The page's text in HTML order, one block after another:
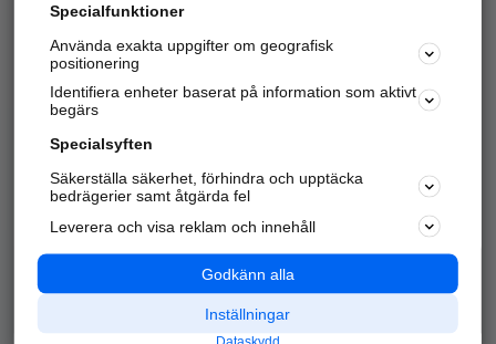
Kom igång och annonsera mot
samarbetspartners nära dig.
Alla kategorier
Populära sökningar
API & Kartor
Annonsera
Integritet
Nödnummer
Specialfunktioner
Använda exakta uppgifter om geografisk
positionering
Identifiera enheter baserat på information som aktivt
begärs
Specialsyften
Säkerställa säkerhet, förhindra och upptäcka
bedrägerier samt åtgärda fel
Leverera och visa reklam och innehåll
Godkänn alla
Inställningar
Dataskydd